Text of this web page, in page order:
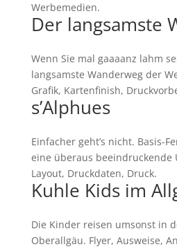
Werbemedien.
Der langsamste
Wenn Sie mal gaaaanz lahm
langsamste Wanderweg der
Grafik, Kartenfinish,
s’Alphues
Einfacher geht’s nicht. Basis-
eine überaus beeindruckende
Layout, Druckdaten, Druck.
Kuhle Kids im
Die Kinder reisen umsonst in
Oberallgäu. Flyer, Ausweise,